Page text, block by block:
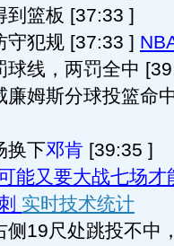
到篮板 [37:33 ]
守犯规 [37:33 ]
球线，两罚全中
廉姆斯分球投篮命
换下邓肯 [39:35 ]
能又要大战七场才
实时技术统计
侧19尺处跳投不中